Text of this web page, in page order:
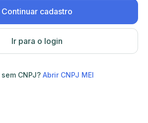
Continuar cadastro
Ir para o login
CNPJ? Abrir CNPJ MEI